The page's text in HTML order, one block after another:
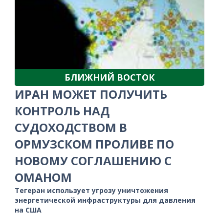
БЛИЖНИЙ ВОСТОК
ИРАН МОЖЕТ ПОЛУЧИТЬ
КОНТРОЛЬ НАД
СУДОХОДСТВОМ В
ОРМУЗСКОМ ПРОЛИВЕ ПО
НОВОМУ СОГЛАШЕНИЮ С
ОМАНОМ
Тегеран использует угрозу уничтожения
энергетической инфраструктуры для давления
на США